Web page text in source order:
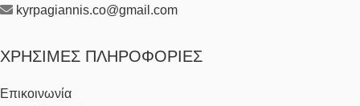
kyrpagiannis.co@gmail.com
ΧΡΉΣΙΜΕΣ ΠΛΗΡΟΦΟΡΊΕΣ
Επικοινωνία